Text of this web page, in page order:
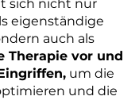
sich nicht nur
eigenständige
auch als
Therapie vor und
um die
und die